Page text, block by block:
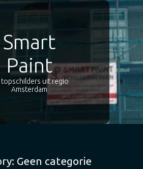
Smart
Paint
topschilders uit regio
Amsterdam
Geen categorie